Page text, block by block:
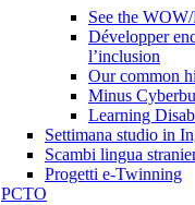
See the
Développer
l’inclusion
Our common
Minus
Learning
Settimana studio in
Scambi lingua
Progetti e-Twinning
PCTO